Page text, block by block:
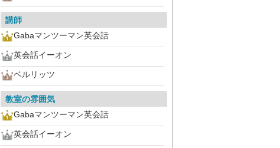
講師
Gabaマンツーマン英会話
英会話イーオン
ベルリッツ
教室の雰囲気
Gabaマンツーマン英会話
英会話イーオン